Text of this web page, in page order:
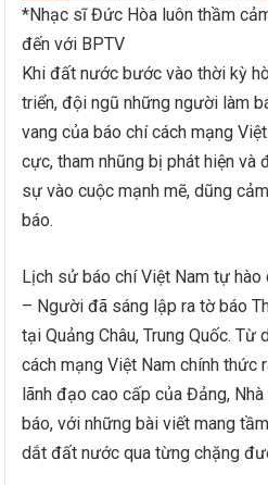
*Nhạc sĩ Đức Hòa luôn thầm
đến với BPTV
Khi đất nước bước vào thời kỳ
triển, đội ngũ những người làm
vang của báo chí cách mạng
cực, tham nhũng bị phát hiện và
sự vào cuộc mạnh mẽ, dũng
báo.
Lịch sử báo chí Việt Nam tự hào
– Người đã sáng lập ra tờ báo
tại Quảng Châu, Trung Quốc. Từ
cách mạng Việt Nam chính thức
lãnh đạo cao cấp của Đảng,
báo, với những bài viết mang
dắt đất nước qua từng chặng